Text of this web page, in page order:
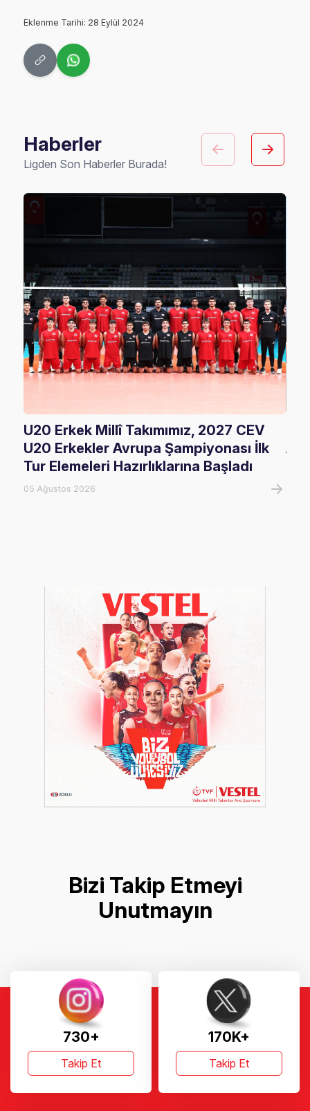
Eklenme Tarihi: 28 Eylül 2024
Haberler
Ligden Son Haberler Burada!
U20 Erkek Millî Takımımız, 2027 CEV
U20 Erkekler Avrupa Şampiyonası İlk
Tur Elemeleri Hazırlıklarına Başladı
05 Ağustos 2026
Bizi Takip Etmeyi
Unutmayın
730+
Takip Et
170K+
Takip Et